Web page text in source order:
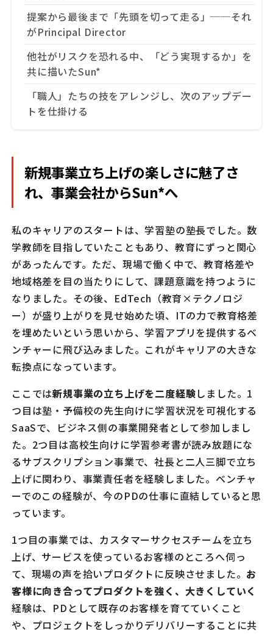
提案から最後まで「先頭を切って走る」──それ
がPrincipal Director
他社がリスクを恐れる中、「どう実現するか」を
共に描いたSun*
「職人」たちの技をアレンジし、次のアップデー
トを仕掛ける
新規事業立ち上げの楽しさに魅了さ
れ、事業会社からSun*へ
私のキャリアのスタートは、学習塾の塾長でした。数
学教師を目指していたこともあり、教育にずっと関心
があったんです。ただ、現場で働く中で、教育格差や
地域格差を目の当たりにして、課題意識を持つように
なりました。その後、EdTech（教育×テクノロジ
ー）が盛り上がりを見せ始めた頃、ITの力で教育格差
を埋めたいという思いから、学習アプリを提供するベ
ンチャーに飛び込みました。これがキャリアの大きな
転換点になっています。
ここでは新規事業の立ち上げを二度経験しました。1
つ目は塾・予備校の先生向けに学習状況を可視化する
SaaSで、ビジネス側の事業開発者として参加しまし
た。2つ目は高校生向けに学習参考書が読み放題にな
るサブスクリプション事業で、社長と二人三脚で立ち
上げに関わり、事業責任者を経験しました。 ベンチャ
ーでのこの経験が、今のPDの仕事に直結していると思
っています。
1つ目の事業では、カスタマーサクセスチームを立ち
上げ、サービスを使っているお客様のところへ伺っ
て、現場の声を拾いプロダクトに反映させました。 お
客様に向き合ってプロダクトを強く、大きくしていく
経験は、PDとして既存のお客様を育てていくこと
や、プロジェクトをしっかりデリバリーすることに共